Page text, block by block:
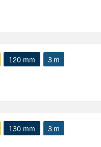
120 mm 3 m
130 mm 3 m